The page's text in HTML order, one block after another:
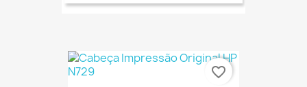
€ ONLINE
favorite_border